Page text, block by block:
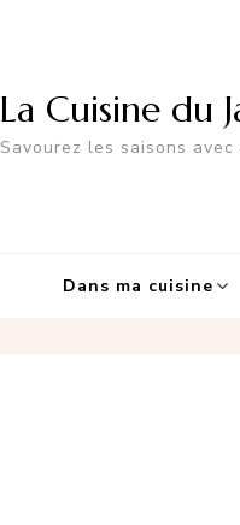
La Cuisine du
Savourez les saisons
Dans ma cuisine